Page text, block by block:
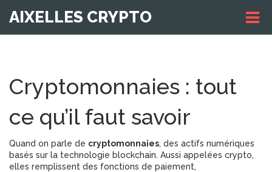
AIXELLES CRYPTO
Cryptomonnaies : tout
ce qu’il faut savoir
Quand on parle de cryptomonnaies, des actifs numériques
basés sur la technologie blockchain. Aussi appelées crypto,
elles remplissent des fonctions de paiement,